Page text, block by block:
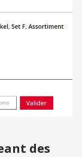
des